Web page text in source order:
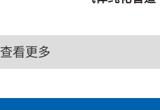
查看更多